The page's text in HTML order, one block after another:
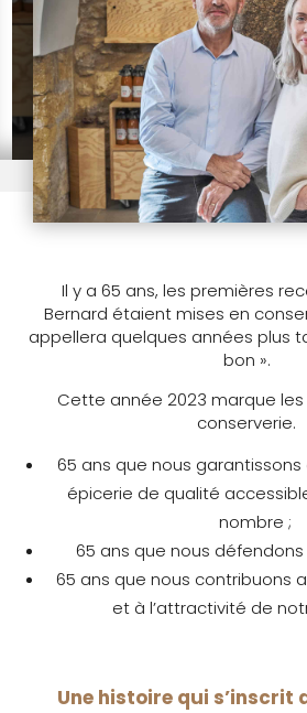
Il y a 65 ans, les premières
Bernard étaient mises en
appellera quelques années plus
bon ».
Cette année 2023 marque
conserverie.
65 ans que nous
épicerie de qualité
nombre ;
65 ans que nous
65 ans que nous contribuons
et à l’attractivité de
Une histoire qui s’inscrit